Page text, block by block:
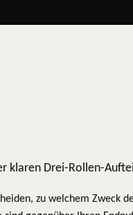
klaren Drei-Rollen-
zu welchem Zweck